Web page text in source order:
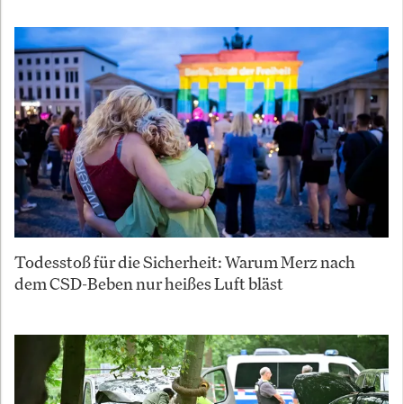
Todesstoß für die Sicherheit: Warum Merz nach
dem CSD-Beben nur heißes Luft bläst